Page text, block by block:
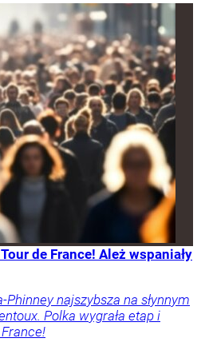
de France! Ależ wspaniały
najszybsza na słynnym
Polka wygrała etap i